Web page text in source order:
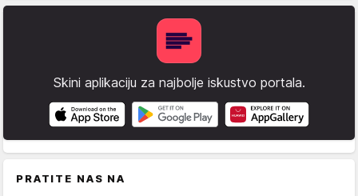
Skini aplikaciju za najbolje iskustvo portala.
PRATITE NAS NA